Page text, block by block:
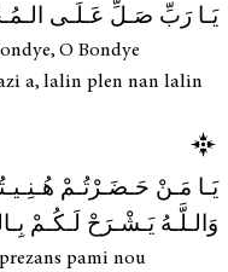
يَـا رَبِّ صَـلِّ عَـلَـى
O Bondye
a, lalin plen nan lalin
يَـا مَـنْ حَـضَـرْتُـمْ
وَالـلَّـهُ يَـشْـرَحْ لَـكُـمْ
pami nou